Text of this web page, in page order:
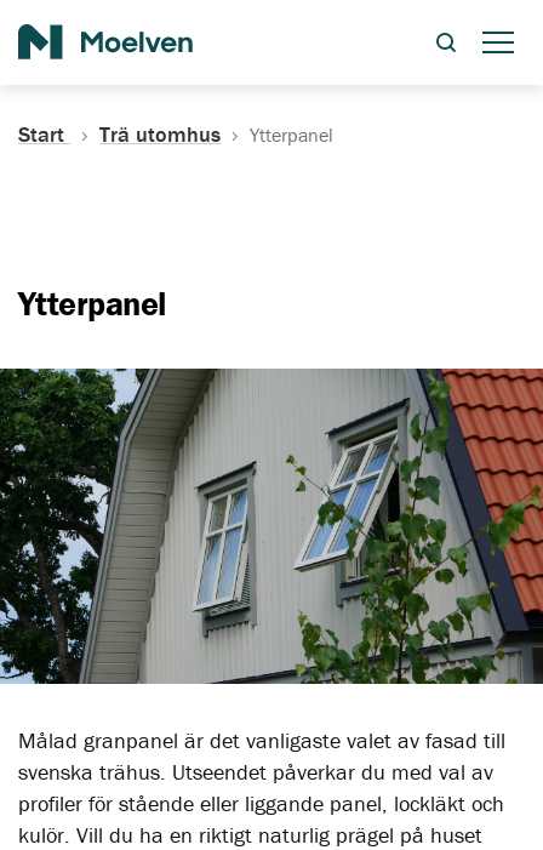
Start Trä utomhus Ytterpanel
Ytterpanel
Målad granpanel är det vanligaste valet av fasad till
svenska trähus. Utseendet påverkar du med val av
profiler för stående eller liggande panel, lockläkt och
kulör. Vill du ha en riktigt naturlig prägel på huset